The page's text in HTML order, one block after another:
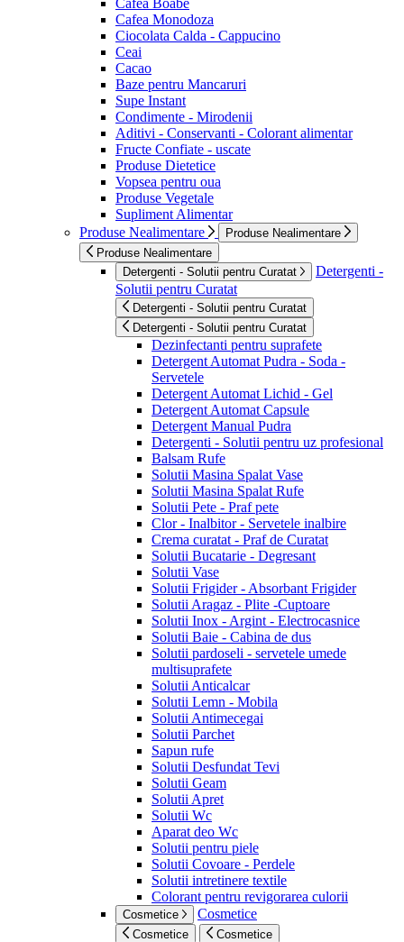
Cafea Monodoza
Ciocolata Calda - Cappucino
Ceai
Cacao
Baze pentru Mancaruri
Supe Instant
Condimente - Mirodenii
Aditivi - Conservanti - Colorant alimentar
Fructe Confiate - uscate
Produse Dietetice
Vopsea pentru oua
Produse Vegetale
Supliment Alimentar
Produse Nealimentare
Produse Nealimentare
Produse Nealimentare
Detergenti - Solutii pentru Curatat
Detergenti -
Solutii pentru Curatat
Detergenti - Solutii pentru Curatat
Detergenti - Solutii pentru Curatat
Dezinfectanti pentru suprafete
Detergent Automat Pudra - Soda -
Servetele
Detergent Automat Lichid - Gel
Detergent Automat Capsule
Detergent Manual Pudra
Detergenti - Solutii pentru uz profesional
Balsam Rufe
Solutii Masina Spalat Vase
Solutii Masina Spalat Rufe
Solutii Pete - Praf pete
Clor - Inalbitor - Servetele inalbire
Crema curatat - Praf de Curatat
Solutii Bucatarie - Degresant
Solutii Vase
Solutii Frigider - Absorbant Frigider
Solutii Aragaz - Plite -Cuptoare
Solutii Inox - Argint - Electrocasnice
Solutii Baie - Cabina de dus
Solutii pardoseli - servetele umede
multisuprafete
Solutii Anticalcar
Solutii Lemn - Mobila
Solutii Antimecegai
Solutii Parchet
Sapun rufe
Solutii Desfundat Tevi
Solutii Geam
Solutii Apret
Solutii Wc
Aparat deo Wc
Solutii pentru piele
Solutii Covoare - Perdele
Solutii intretinere textile
Colorant pentru revigorarea culorii
Cosmetice Cosmetice
Cosmetice Cosmetice